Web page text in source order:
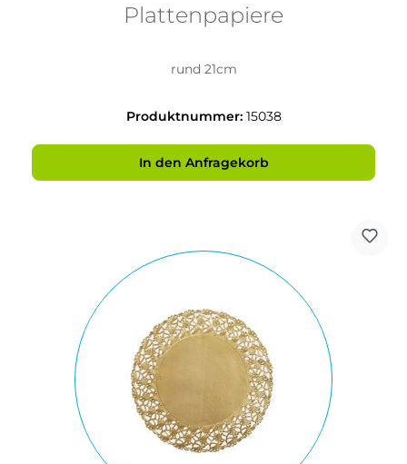
Plattenpapiere
rund 21cm
Produktnummer: 15038
In den Anfragekorb